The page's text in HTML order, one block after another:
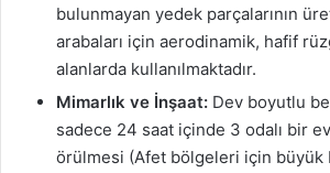
bulunmayan yedek parçalarının
arabaları için aerodinamik, hafif
alanlarda kullanılmaktadır.
Mimarlık ve İnşaat: Dev boyutlu
sadece 24 saat içinde 3 odalı bir
örülmesi (Afet bölgeleri için büyük